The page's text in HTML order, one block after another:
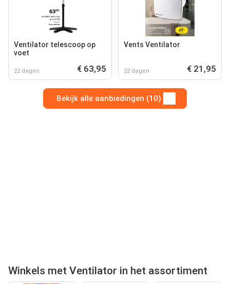
Ventilator telescoop op
voet
22 dagen € 63,95
Vents Ventilator
22 dagen € 21,95
Bekijk alle aanbiedingen (10)
Winkels met Ventilator in het assortiment